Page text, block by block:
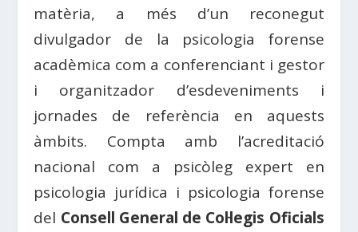
matèria, a més d’un reconegut
divulgador de la psicologia forense
acadèmica com a conferenciant i gestor
i organitzador d’esdeveniments i
jornades de referència en aquests
àmbits. Compta amb l’acreditació
nacional com a psicòleg expert en
psicologia jurídica i psicologia forense
del Consell General de Col·legis Oficials